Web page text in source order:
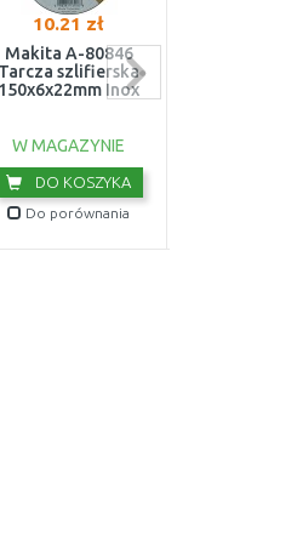
10.21 zł
Makita A-80846
Tarcza szlifierska
150x6x22mm Inox
W MAGAZYNIE
DO KOSZYKA
Do porównania